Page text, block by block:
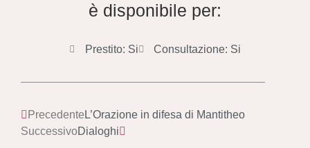
è disponibile per:
Prestito: Si Consultazione: Si
Precedente L’Orazione in difesa di Mantitheo
SuccessivoDialoghi